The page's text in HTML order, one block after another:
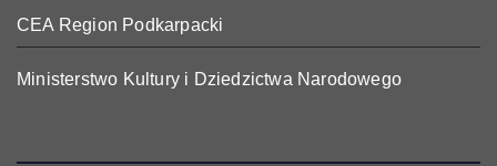
CEA Region Podkarpacki
Ministerstwo Kultury i Dziedzictwa Narodowego